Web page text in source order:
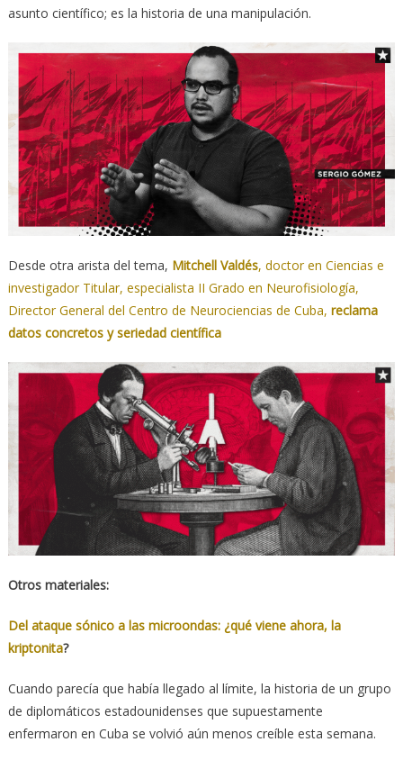
asunto científico; es la historia de una manipulación.
Desde otra arista del tema, Mitchell Valdés, doctor en Ciencias e
investigador Titular, especialista II Grado en Neurofisiología,
Director General del Centro de Neurociencias de Cuba, reclama
datos concretos y seriedad científica
Otros materiales:
Del ataque sónico a las microondas: ¿qué viene ahora, la
kriptonita?
Cuando parecía que había llegado al límite, la historia de un grupo
de diplomáticos estadounidenses que supuestamente
enfermaron en Cuba se volvió aún menos creíble esta semana.